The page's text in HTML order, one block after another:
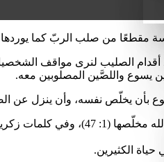
مقطعًا من صلب الربّ كما
بأن يخلّص نفسه، وأن ينزل عن
الكثيرين.